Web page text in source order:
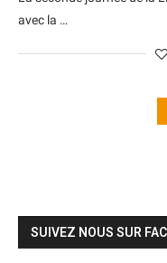
avec la …
SUIVEZ NOUS SUR